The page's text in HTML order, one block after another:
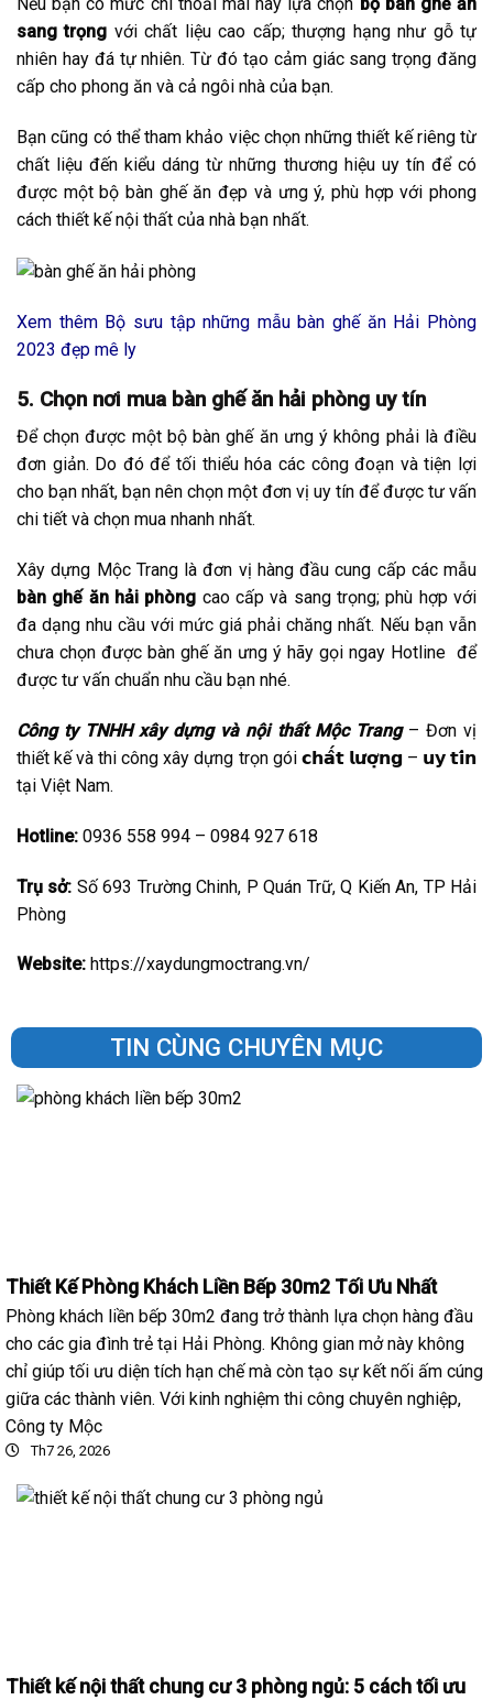
sang trọng với chất liệu cao cấp; thượng hạng như gỗ tự
nhiên hay đá tự nhiên. Từ đó tạo cảm giác sang trọng đăng
cấp cho phong ăn và cả ngôi nhà của bạn.
Bạn cũng có thể tham khảo việc chọn những thiết kế riêng từ
chất liệu đến kiểu dáng từ những thương hiệu uy tín để có
được một bộ bàn ghế ăn đẹp và ưng ý, phù hợp với phong
cách thiết kế nội thất của nhà bạn nhất.
Xem thêm Bộ sưu tập những mẫu bàn ghế ăn Hải Phòng
2023 đẹp mê ly
5. Chọn nơi mua bàn ghế ăn hải phòng uy tín
Để chọn được một bộ bàn ghế ăn ưng ý không phải là điều
đơn giản. Do đó để tối thiểu hóa các công đoạn và tiện lợi
cho bạn nhất, bạn nên chọn một đơn vị uy tín để được tư vấn
chi tiết và chọn mua nhanh nhất.
Xây dựng Mộc Trang là đơn vị hàng đầu cung cấp các mẫu
bàn ghế ăn hải phòng cao cấp và sang trọng; phù hợp với
đa dạng nhu cầu với mức giá phải chăng nhất. Nếu bạn vẫn
chưa chọn được bàn ghế ăn ưng ý hãy gọi ngay Hotline để
được tư vấn chuẩn nhu cầu bạn nhé.
Công ty TNHH xây dựng và nội thất Mộc Trang– Đơn vị
thiết kế và thi công xây dựng trọn gói 𝗰𝗵𝗮̂́𝘁 𝗹𝘂̛𝗼̛̣𝗻𝗴 – 𝘂𝘆 𝘁𝗶́𝗻
tại Việt Nam.
Hotline: 0936 558 994 – 0984 927 618
Trụ sở: Số 693 Trường Chinh, P Quán Trữ, Q Kiến An, TP Hải
Phòng
Website: https://xaydungmoctrang.vn/
TIN CÙNG CHUYÊN MỤC
Thiết Kế Phòng Khách Liền Bếp 30m2 Tối Ưu Nhất
Phòng khách liền bếp 30m2 đang trở thành lựa chọn hàng đầu
cho các gia đình trẻ tại Hải Phòng. Không gian mở này không
chỉ giúp tối ưu diện tích hạn chế mà còn tạo sự kết nối ấm cúng
giữa các thành viên. Với kinh nghiệm thi công chuyên nghiệp,
Công ty Mộc
Th7 26, 2026
Thiết kế nội thất chung cư 3 phòng ngủ: 5 cách tối ưu